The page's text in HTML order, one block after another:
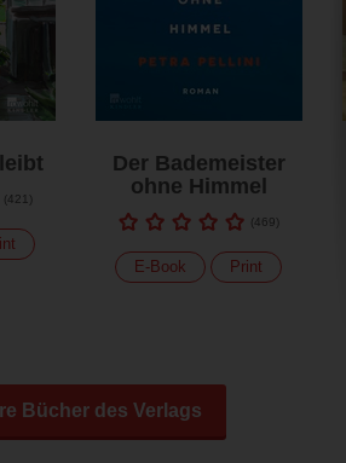
(421
Der Bademeister
ohne Himmel
(469
E-Book Print
Bücher des Verlags